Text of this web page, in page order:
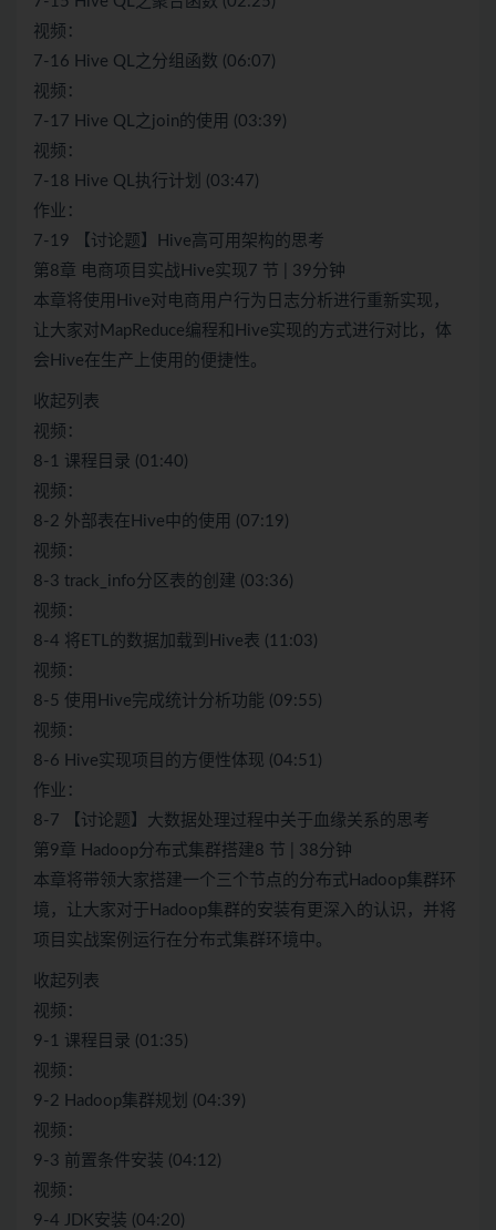
视频：
7-16 Hive QL之分组函数 (06:07)
视频：
7-17 Hive QL之join的使用 (03:39)
视频：
7-18 Hive QL执行计划 (03:47)
作业：
7-19 【讨论题】Hive高可用架构的思考
第8章 电商项目实战Hive实现7 节 | 39分钟
本章将使用Hive对电商用户行为日志分析进行重新实现，
让大家对MapReduce编程和Hive实现的方式进行对比，体
会Hive在生产上使用的便捷性。
收起列表
视频：
8-1 课程目录 (01:40)
视频：
8-2 外部表在Hive中的使用 (07:19)
视频：
8-3 track_info分区表的创建 (03:36)
视频：
8-4 将ETL的数据加载到Hive表 (11:03)
视频：
8-5 使用Hive完成统计分析功能 (09:55)
视频：
8-6 Hive实现项目的方便性体现 (04:51)
作业：
8-7 【讨论题】大数据处理过程中关于血缘关系的思考
第9章 Hadoop分布式集群搭建8 节 | 38分钟
本章将带领大家搭建一个三个节点的分布式Hadoop集群环
境，让大家对于Hadoop集群的安装有更深入的认识，并将
项目实战案例运行在分布式集群环境中。
收起列表
视频：
9-1 课程目录 (01:35)
视频：
9-2 Hadoop集群规划 (04:39)
视频：
9-3 前置条件安装 (04:12)
视频：
9-4 JDK安装 (04:20)